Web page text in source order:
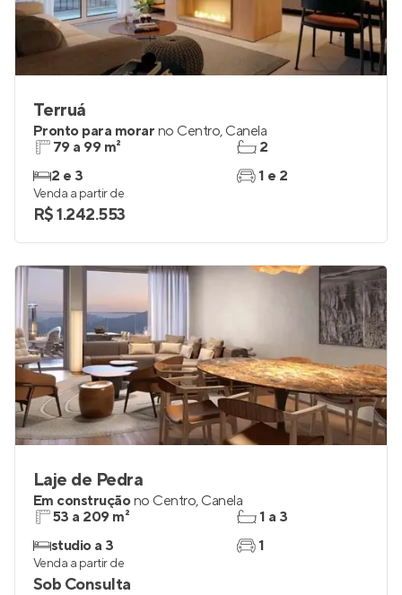
Terruá
Pronto para morar no Centro, Canela
79 a 99 m²
2 e 3
2
1 e 2
Venda a partir de
R$ 1.242.553
Laje de Pedra
Em construçãono Centro, Canela
53 a 209 m²
studio a 3
1 a 3
1
Venda a partir de
Sob Consulta